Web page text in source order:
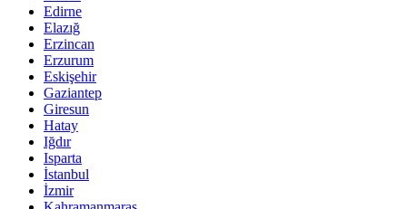
Edirne
Elazığ
Erzincan
Erzurum
Eskişehir
Gaziantep
Giresun
Hatay
Iğdır
Isparta
İstanbul
İzmir